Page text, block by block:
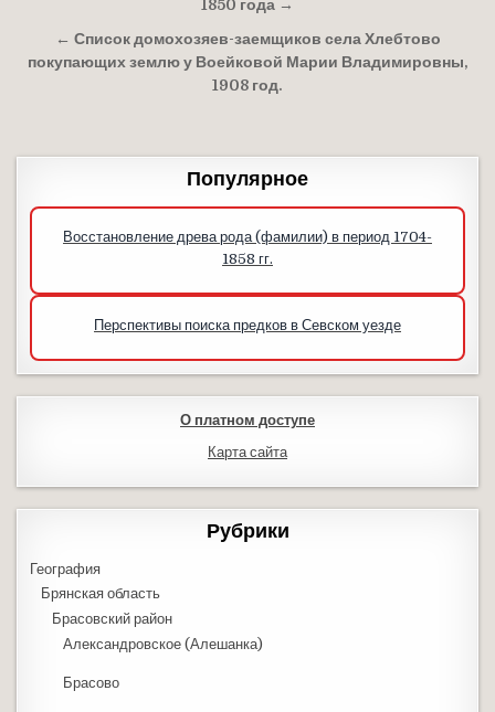
1850 года →
← Список домохозяев-заемщиков села Хлебтово
покупающих землю у Воейковой Марии Владимировны,
1908 год.
Популярное
Восстановление древа рода (фамилии) в период 1704-
1858 гг.
Перспективы поиска предков в Севском уезде
О платном доступе
Карта сайта
Рубрики
География
Брянская область
Брасовский район
Александровское (Алешанка)
Брасово